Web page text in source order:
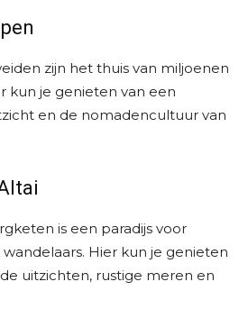
zijn het thuis van miljoenen
kun je genieten van een
en de nomadencultuur van
is een paradijs voor
Hier kun je genieten
uitzichten, rustige meren en